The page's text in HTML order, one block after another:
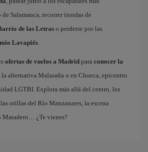
Salamanca, recorrer tiendas de
de las Letras o perderse por las
Lavapiés.
ofertas de vuelos a Madrid para conocer la
la alternativa Malasaña o en Chueca, epicentro
LGTBI. Explora más allá del centro, los
orillas del Río Manzanares, la escena
¿Te vienes?